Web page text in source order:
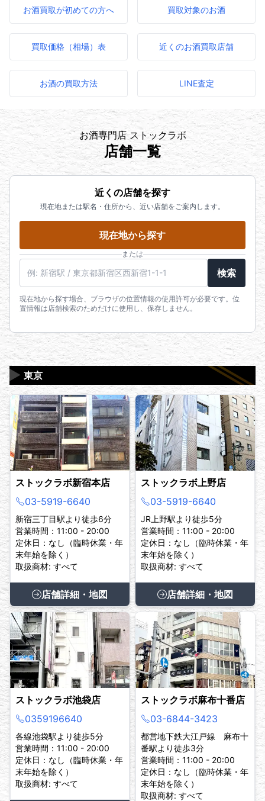
お酒買取が初めての方へ 買取対象のお酒
買取価格（相場）表 近くのお酒買取店舗
お酒の買取方法 LINE査定
お酒専門店 ストックラボ
店舗一覧
近くの店舗を探す
現在地または駅名・住所から、近い店舗をご案内します。
現在地から探す
または
検索
現在地から探す場合、ブラウザの位置情報の使用許可が必要です。位
置情報は店舗検索のためだけに使用し、保存しません。
東京
▶
ストックラボ新宿本店
03-5919-6640
新宿三丁目駅より徒歩6分
営業時間：11:00 - 20:00
定休日：なし（臨時休業・年
末年始を除く）
取扱商材: すべて
店舗詳細・地図
ストックラボ上野店
03-5919-6640
JR上野駅より徒歩5分
営業時間：11:00 - 20:00
定休日：なし（臨時休業・年
末年始を除く）
取扱商材: すべて
店舗詳細・地図
ストックラボ池袋店
0359196640
各線池袋駅より徒歩5分
営業時間：11:00 - 20:00
定休日：なし（臨時休業・年
末年始を除く）
取扱商材: すべて
ストックラボ麻布十番店
03-6844-3423
都営地下鉄大江戸線 麻布十
番駅より徒歩3分
営業時間：11:00 - 20:00
定休日：なし（臨時休業・年
末年始を除く）
取扱商材: すべて